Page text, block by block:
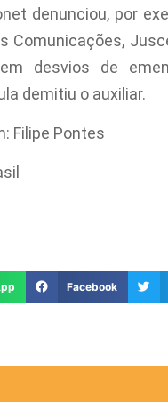
denunciou, por
Comunicações,
desvios de
demitiu o auxiliar.
Filipe Pontes
Facebook